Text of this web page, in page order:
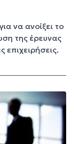
να ανοίξει το
της έρευνας
επιχειρήσεις.